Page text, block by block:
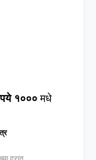
१०००मधे